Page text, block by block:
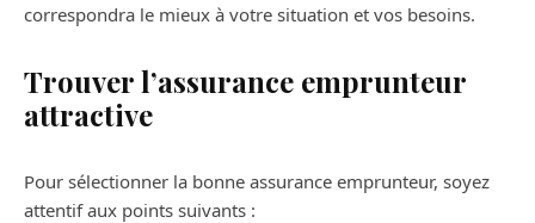
correspondra le mieux à votre situation et vos besoins.
Trouver l’assurance emprunteur
attractive
Pour sélectionner la bonne assurance emprunteur, soyez
attentif aux points suivants :